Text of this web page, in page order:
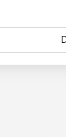
absolutní odlehčení
matrace